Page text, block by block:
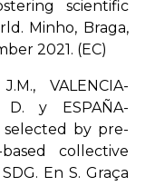
scientific
Minho, Braga,
2021. (EC)
VALENCIA-
D. y ESPAÑA-
selected by pre-
collective
En S. Graça